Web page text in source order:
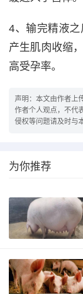
4、输完精液之
产生肌肉收缩
高受孕率。
声明：本文由作者上
作者个人观点，不代
侵权等问题请及时与
为你推荐